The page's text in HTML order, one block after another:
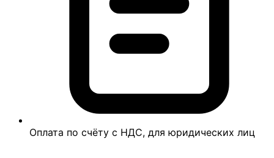
Оплата по счёту с НДС, для юридических лиц